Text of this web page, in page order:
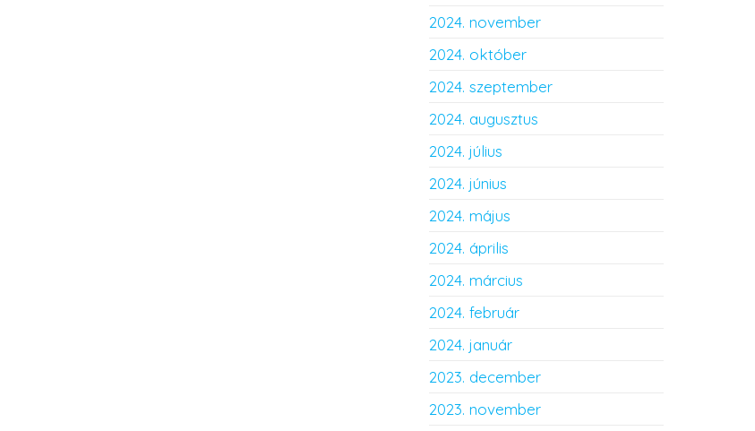
2024. november
2024. október
2024. szeptember
2024. augusztus
2024. július
2024. június
2024. május
2024. április
2024. március
2024. február
2024. január
2023. december
2023. november